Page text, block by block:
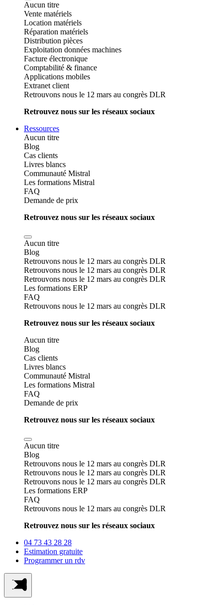
Aucun titre
Vente matériels
Location matériels
Réparation matériels
Distribution pièces
Exploitation données machines
Facture électronique
Comptabilité & finance
Applications mobiles
Extranet client
Retrouvons nous le 12 mars au congrès DLR
Retrouvez nous sur les réseaux sociaux
Ressources
Aucun titre
Blog
Cas clients
Livres blancs
Communauté Mistral
Les formations Mistral
FAQ
Demande de prix
Retrouvez nous sur les réseaux sociaux
Aucun titre
Blog
Retrouvons nous le 12 mars au congrès DLR
Retrouvons nous le 12 mars au congrès DLR
Retrouvons nous le 12 mars au congrès DLR
Les formations ERP
FAQ
Retrouvons nous le 12 mars au congrès DLR
Retrouvez nous sur les réseaux sociaux
Aucun titre
Blog
Cas clients
Livres blancs
Communauté Mistral
Les formations Mistral
FAQ
Demande de prix
Retrouvez nous sur les réseaux sociaux
Aucun titre
Blog
Retrouvons nous le 12 mars au congrès DLR
Retrouvons nous le 12 mars au congrès DLR
Retrouvons nous le 12 mars au congrès DLR
Les formations ERP
FAQ
Retrouvons nous le 12 mars au congrès DLR
Retrouvez nous sur les réseaux sociaux
04 73 43 28 28
Estimation gratuite
Programmer un rdv